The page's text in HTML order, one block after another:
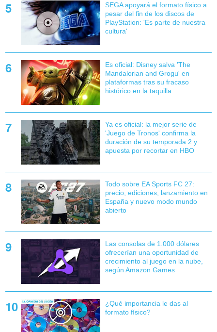
SEGA apoyará el formato físico a
pesar del fin de los discos de
PlayStation: 'Es parte de nuestra
cultura'
Es oficial: Disney salva 'The
Mandalorian and Grogu' en
plataformas tras su fracaso
histórico en la taquilla
Ya es oficial: la mejor serie de
'Juego de Tronos' confirma la
duración de su temporada 2 y
apuesta por recortar en HBO
Todo sobre EA Sports FC 27:
precio, ediciones, lanzamiento en
España y nuevo modo mundo
abierto
Las consolas de 1.000 dólares
ofrecerían una oportunidad de
crecimiento al juego en la nube,
según Amazon Games
¿Qué importancia le das al
formato físico?